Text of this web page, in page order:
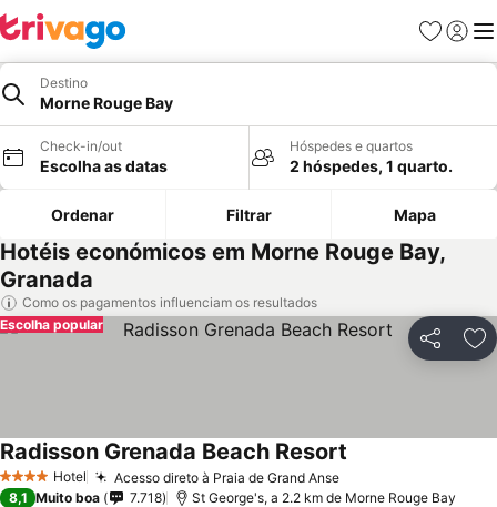
Favoritos
Iniciar
Destino
Morne Rouge Bay
Check-in/out
Escolha as datas
Hóspedes e quartos
2 hóspedes, 1 quarto.
Ordenar Filtrar Mapa
Hotéis económicos em Morne Rouge Bay,
Granada
Como os pagamentos influenciam os resultados
Partilhar
Escolha popular
4 EstrelasHotel Acesso direto à Praia de Grand Anse
Radisson Grenada Beach Resort
8,1 Muito boa 7.718 St George's, a 2.2 km de Morne Rouge Bay